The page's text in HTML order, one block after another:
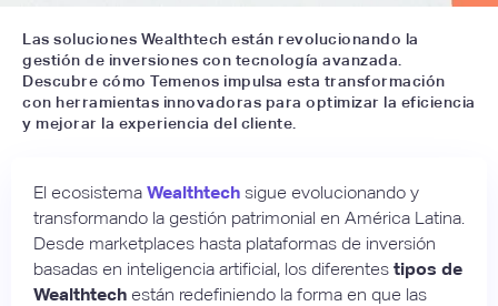
Las soluciones Wealthtech están revolucionando la
gestión de inversiones con tecnología avanzada.
Descubre cómo Temenos impulsa esta transformación
con herramientas innovadoras para optimizar la eficiencia
y mejorar la experiencia del cliente.
El ecosistema Wealthtech sigue evolucionando y
transformando la gestión patrimonial en América Latina.
Desde marketplaces hasta plataformas de inversión
basadas en inteligencia artificial, los diferentes tipos de
Wealthtech están redefiniendo la forma en que las